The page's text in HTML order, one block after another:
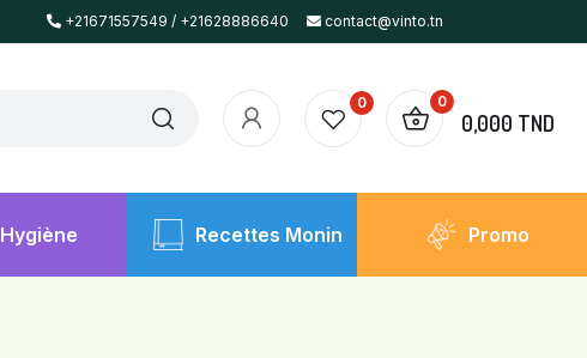
+21671557549 / +21628886640 contact@vinto.tn
0 0
0,000 TND
Hygiène Recettes Monin Promo